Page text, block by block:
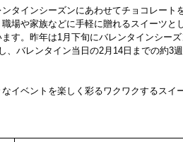
タインシーズンにあわせてチョコレート
場や家族などに手軽に贈れるスイーツと
す。昨年は1月下旬にバレンタインシー
、バレンタイン当日の2月14日までの約3
イベントを楽しく彩るワクワクするスイ